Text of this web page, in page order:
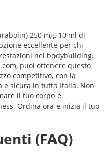
250 mg, 10 ml di
eccellente per chi
nel bodybuilding.
puoi ottenere questo
competitivo, con la
e sicura in tutta Italia. Non
il tuo corpo e
Ordina ora e inizia il tuo
(FAQ)